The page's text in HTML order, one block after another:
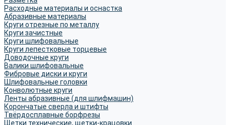
Расходные материалы и оснастка
Абразивные материалы
Круги отрезные по металлу
Круги зачистные
Круги шлифовальные
Круги лепестковые торцевые
Доводочные круги
Валики шлифовальные
Фибровые диски и круги
Шлифовальные головки
Конволютные круги
Ленты абразивные (для шлифмашин)
Корончатые сверла и штифты
Твёрдосплавные борфрезы
Щетки технические, щетки-крацовки